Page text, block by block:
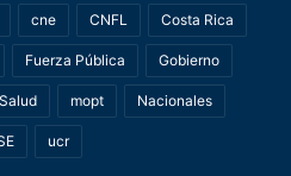
cne CNFL Costa Rica
Fuerza Pública Gobierno
mopt Nacionales
ucr